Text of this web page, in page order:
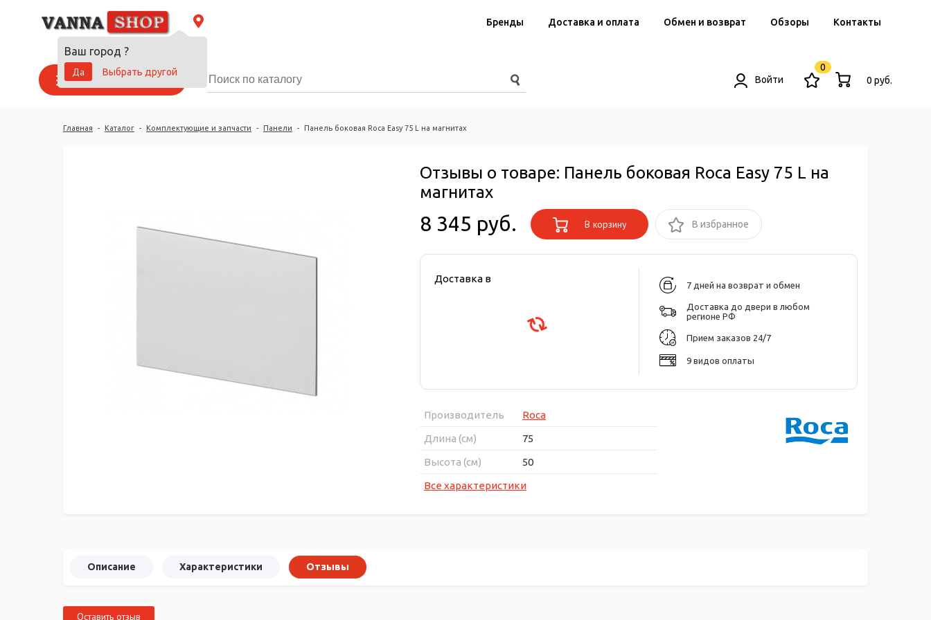
Ваш город ?
Да
Выбрать другой
Бренды Доставка и оплата Обмен и возврат Обзоры Контакты
Каталог товаров Войти
0
0 руб.
Главная - Каталог - Комплектующие и запчасти - Панели - Панель боковая Roca Easy 75 L на магнитах
Отзывы о товаре: Панель боковая Roca Easy 75 L на
магнитах
8 345 руб. В корзину В избранное
Доставка в
7 дней на возврат и обмен
Доставка до двери в любом
регионе РФ
Прием заказов 24/7
9 видов оплаты
Производитель
Roca
Длина (см)
75
Высота (см)
50
Все характеристики
Описание Характеристики Отзывы
Оставить отзыв